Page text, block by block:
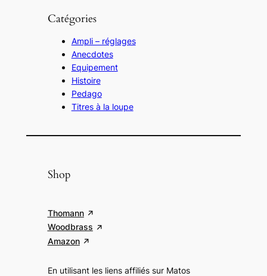
Catégories
Ampli – réglages
Anecdotes
Equipement
Histoire
Pedago
Titres à la loupe
Shop
Thomann
Woodbrass
Amazon
En utilisant les liens affiliés sur Matos